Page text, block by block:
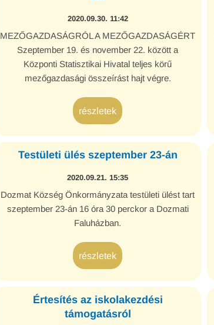
2020.09.30. 11:42
MEZŐGAZDASÁGRÓL A MEZŐGAZDASÁGÉRT
Szeptember 19. és november 22. között a
Központi Statisztikai Hivatal teljes körű
mezőgazdasági összeírást hajt végre.
részletek
Testületi ülés szeptember 23-án
2020.09.21. 15:35
Dozmat Község Önkormányzata testületi ülést tart
szeptember 23-án 16 óra 30 perckor a Dozmati
Faluházban.
részletek
Értesítés az iskolakezdési
támogatásról